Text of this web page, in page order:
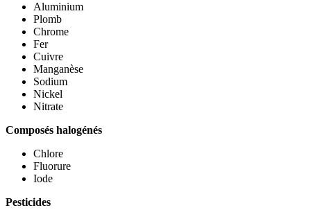
Aluminium
Plomb
Chrome
Fer
Cuivre
Manganèse
Sodium
Nickel
Nitrate
Composés halogénés
Chlore
Fluorure
Iode
Pesticides